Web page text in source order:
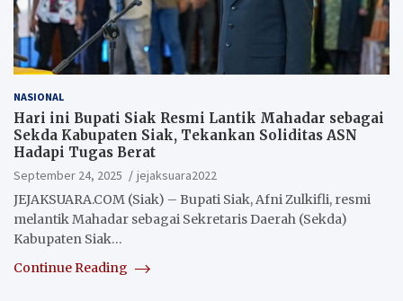
NASIONAL
Hari ini Bupati Siak Resmi Lantik Mahadar sebagai
Sekda Kabupaten Siak, Tekankan Soliditas ASN
Hadapi Tugas Berat
September 24, 2025
jejaksuara2022
JEJAKSUARA.COM (Siak) – Bupati Siak, Afni Zulkifli, resmi
melantik Mahadar sebagai Sekretaris Daerah (Sekda)
Kabupaten Siak…
Continue Reading